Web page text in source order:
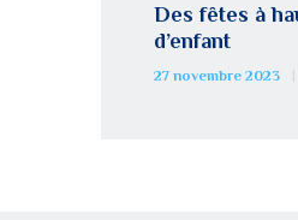
Des fêtes à
d’enfant
27 novembre 2023